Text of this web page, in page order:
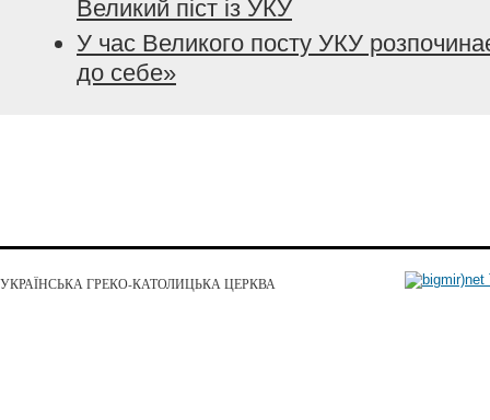
Великий піст із УКУ
У час Великого посту УКУ
до себе»
УКРАЇНСЬКА ГРЕКО-КАТОЛИЦЬКА ЦЕРКВА